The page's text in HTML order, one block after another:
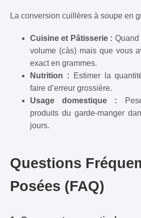
La conversion cuillères à soupe en
Cuisine et Pâtisserie : Quand
volume (càs) mais que vous
exact en grammes.
Nutrition : Estimer la
faire d’erreur grossière.
Usage domestique :
produits du garde-manger
jours.
Questions
Posées (FAQ)